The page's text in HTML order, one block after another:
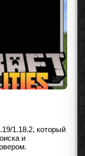
1.18.2, который
и